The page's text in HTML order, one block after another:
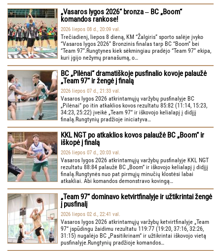
„Vasaros lygos 2026“ bronza ‒ BC „Boom“
komandos rankose!
2026 liepos 08 d., 20:09 val.
Trečiadienį, liepos 8 dieną, KM “Žalgiris” sporto salėje įvyko
“Vasaros lygos 2026” Bronzinis finalas tarp BC “Boom” bei
“Team 97”.Rungtynes kiek sėkmingiau pradėjo “Team 97” ekipa,
kuri įgijo nežymų pranašumą, o…
BC „Pilėnai“ dramatiškoje pusfinalio kovoje palaužė
„Team 97“ ir žengė į finalą
2026 liepos 07 d., 21:33 val.
Vasaros lygos 2026 atkrintamųjų varžybų pusfinalyje BC
„Pilėnai“ po itin atkaklios kovos rezultatu 85:82 (11:14, 15:23,
34:23, 25:22) įveikė „Team 97“ ir iškovojo kelialapį į didįjį
finalą.Rungtynių pradžioje iniciatyva…
KKL NGT po atkaklios kovos palaužė BC „Boom“ ir
iškopė į finalą
2026 liepos 07 d., 20:03 val.
Vasaros lygos 2026 atkrintamųjų varžybų pusfinalyje KKL NGT
rezultatu 88:84 palaužė BC „Boom“ ir iškovojo kelialapį į didįjį
finalą.Rungtynės nuo pat pirmųjų minučių klostėsi labai
atkakliai. Abi komandos demonstravo kovingą…
„Team 97“ dominavo ketvirtfinalyje ir užtikrintai žengė
į pusfinalį
2026 liepos 02 d., 22:41 val.
Vasaros lygos 2026 atkrintamųjų varžybų ketvirtfinalyje „Team
97“ įspūdingu žaidimu rezultatu 119:77 (19:20, 37:16, 32:26,
31:15) nugalėjo BC „Pasitikrinam“ ir užtikrintai iškovojo vietą
pusfinalyje.Rungtynių pradžioje komandos…